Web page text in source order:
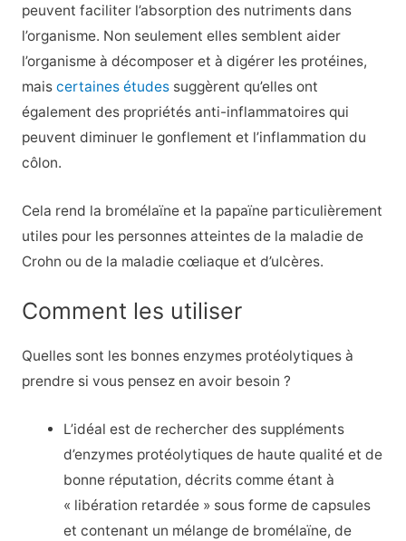
peuvent faciliter l’absorption des nutriments dans
l’organisme. Non seulement elles semblent aider
l’organisme à décomposer et à digérer les protéines,
mais certaines étudessuggèrent qu’elles ont
également des propriétés anti-inflammatoires qui
peuvent diminuer le gonflement et l’inflammation du
côlon.
Cela rend la bromélaïne et la papaïne particulièrement
utiles pour les personnes atteintes de la maladie de
Crohn ou de la maladie cœliaque et d’ulcères.
Comment les utiliser
Quelles sont les bonnes enzymes protéolytiques à
prendre si vous pensez en avoir besoin ?
L’idéal est de rechercher des suppléments
d’enzymes protéolytiques de haute qualité et de
bonne réputation, décrits comme étant à
« libération retardée » sous forme de capsules
et contenant un mélange de bromélaïne, de